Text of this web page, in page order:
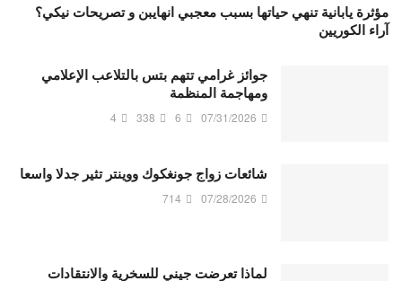
مؤثرة يابانية تنهي حياتها بسبب معجبي انهايبن و تصريحات نيكي؟
آراء الكوريين
جوائز غرامي تتهم بتس بالتلاعب الإعلامي
ومهاجمة المنظمة
07/31/2026
6
338
4
شائعات زواج جونغكوك ووينتر تثير جدلا واسعا
07/28/2026
714
لماذا تعرضت جيني للسخرية والانتقادات